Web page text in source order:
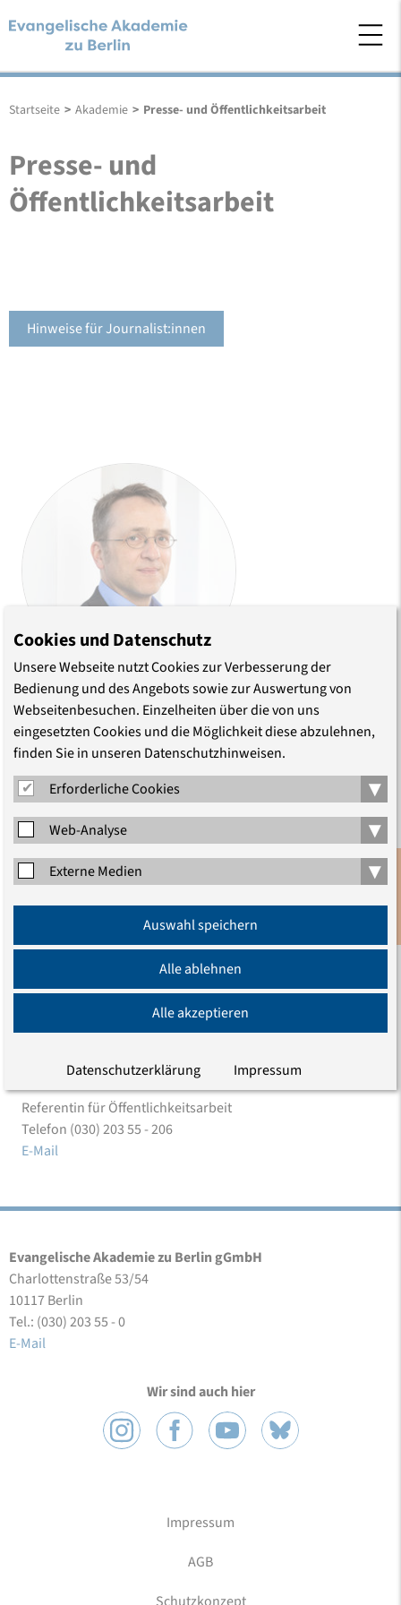
Startseite > Akademie > Presse- und Öffentlichkeitsarbeit
Presse- und
Öffentlichkeitsarbeit
Hinweise für Journalist:innen
Christoph Dreyer
Referent für Öffentlichkeitsarbeit
Telefon (030) 203 55 - 501
E-Mail
Karoline Lehmann
Referentin für Öffentlichkeitsarbeit
Telefon (030) 203 55 - 206
E-Mail
Anmeldung
Evangelische Akademie zu Berlin gGmbH
Charlottenstraße 53/54
10117 Berlin
Tel.: (030) 203 55 - 0
E-Mail
Wir sind auch hier
Impressum
AGB
Cookies und Datenschutz
Unsere Webseite nutzt Cookies zur Verbesserung der
Bedienung und des Angebots sowie zur Auswertung von
Webseitenbesuchen. Einzelheiten über die von uns
eingesetzten Cookies und die Möglichkeit diese abzulehnen,
finden Sie in unseren Datenschutzhinweisen.
Erforderliche Cookies
▾
Web-Analyse ▾
Externe Medien ▾
Auswahl speichern
Alle ablehnen
Alle akzeptieren
Datenschutzerklärung Impressum